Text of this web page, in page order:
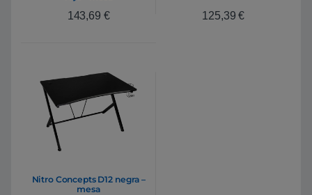
143,69 € 125,39€
Nitro Concepts D12 negra –
mesa